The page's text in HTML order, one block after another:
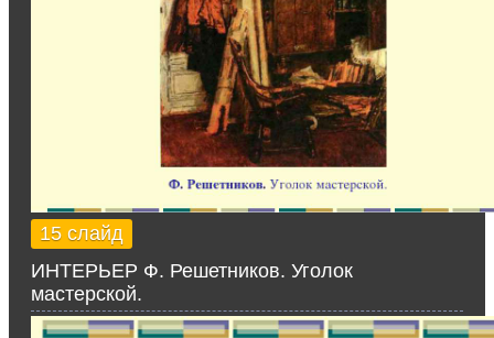
15 слайд
ИНТЕРЬЕР Ф. Решетников. Уголок
мастерской.